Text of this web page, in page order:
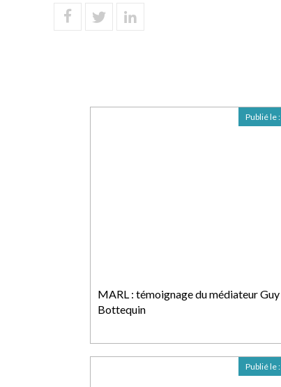
MARL : témoignage du médiateur Guy
Bottequin
Publié le :
Publié le :